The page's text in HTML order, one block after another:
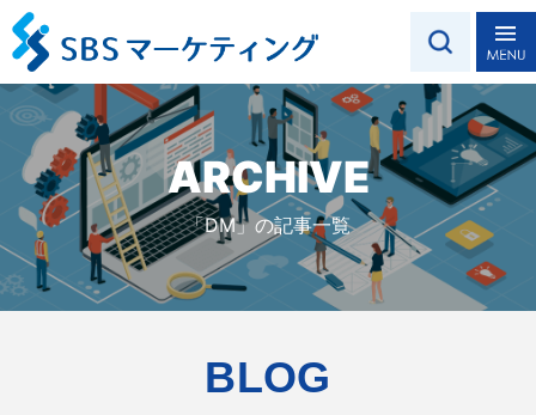
ARCHIVE
「DM」の記事一覧
BLOG